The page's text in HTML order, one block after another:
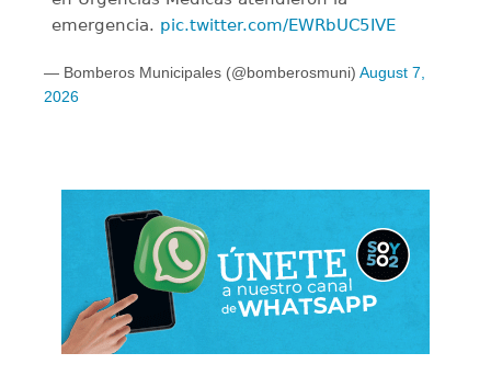
emergencia. pic.twitter.com/EWRbUC5IVE
— Bomberos Municipales (@bomberosmuni) August 7,
2026